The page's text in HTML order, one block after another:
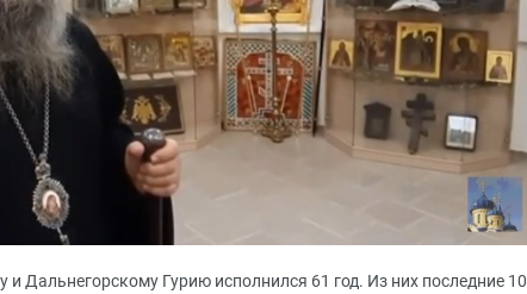
и Дальнегорскому Гурию исполнился 61 год. Из них последние 10